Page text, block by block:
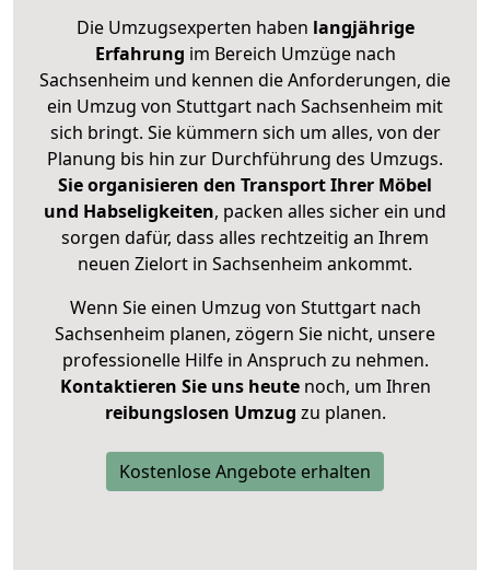
Die Umzugsexperten haben langjährige
Erfahrung im Bereich Umzüge nach
Sachsenheim und kennen die Anforderungen, die
ein Umzug von Stuttgart nach Sachsenheim mit
sich bringt. Sie kümmern sich um alles, von der
Planung bis hin zur Durchführung des Umzugs.
Sie organisieren den Transport Ihrer Möbel
und Habseligkeiten, packen alles sicher ein und
sorgen dafür, dass alles rechtzeitig an Ihrem
neuen Zielort in Sachsenheim ankommt.
Wenn Sie einen Umzug von Stuttgart nach
Sachsenheim planen, zögern Sie nicht, unsere
professionelle Hilfe in Anspruch zu nehmen.
Kontaktieren Sie uns heutenoch, um Ihren
reibungslosen Umzug zu planen.
Kostenlose Angebote erhalten